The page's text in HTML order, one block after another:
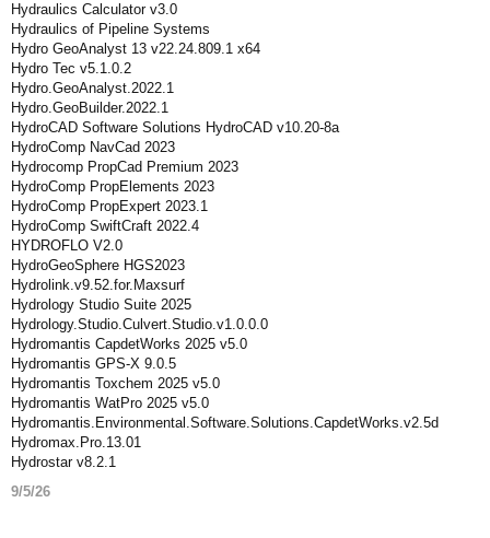
Hydraulics Calculator v3.0
Hydraulics of Pipeline Systems
Hydro GeoAnalyst 13 v22.24.809.1 x64
Hydro Tec v5.1.0.2
Hydro.GeoAnalyst.2022.1
Hydro.GeoBuilder.2022.1
HydroCAD Software Solutions HydroCAD v10.20-8a
HydroComp NavCad 2023
Hydrocomp PropCad Premium 2023
HydroComp PropElements 2023
HydroComp PropExpert 2023.1
HydroComp SwiftCraft 2022.4
HYDROFLO V2.0
HydroGeoSphere HGS2023
Hydrolink.v9.52.for.Maxsurf
Hydrology Studio Suite 2025
Hydrology.Studio.Culvert.Studio.v1.0.0.0
Hydromantis CapdetWorks 2025 v5.0
Hydromantis GPS-X 9.0.5
Hydromantis Toxchem 2025 v5.0
Hydromantis WatPro 2025 v5.0
Hydromantis.Environmental.Software.Solutions.CapdetWorks.v2.5d
Hydromax.Pro.13.01
Hydrostar v8.2.1
9/5/26